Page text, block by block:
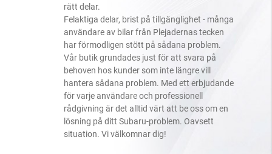
rätt delar.
Felaktiga delar, brist på tillgänglighet - många
användare av bilar från Plejadernas tecken
har förmodligen stött på sådana problem.
Vår butik grundades just för att svara på
behoven hos kunder som inte längre vill
hantera sådana problem. Med ett erbjudande
för varje användare och professionell
rådgivning är det alltid värt att be oss om en
lösning på ditt Subaru-problem. Oavsett
situation. Vi välkomnar dig!